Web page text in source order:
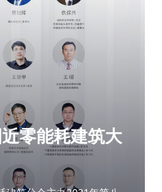
零能耗建筑大